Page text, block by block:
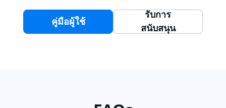
คู่มือผู้ใช้
รับการ
สนับสนุน